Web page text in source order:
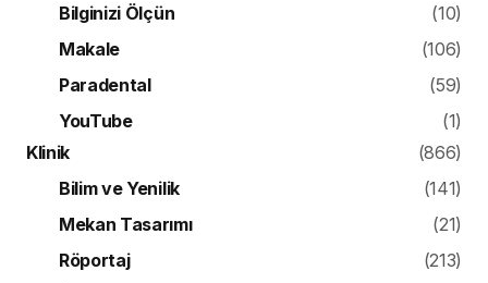
Bilginizi Ölçün
(10)
Makale
(106)
Paradental
(59)
YouTube
(1)
Klinik
(866)
Bilim ve Yenilik
(141)
Mekan Tasarımı
(21)
Röportaj
(213)